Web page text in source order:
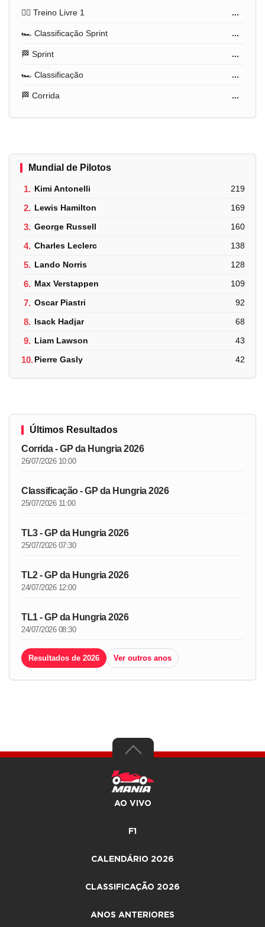
🏋️‍♂️ Treino Livre 1
...
🏎️ Classificação Sprint ...
🏁 Sprint ...
🏎️ Classificação ...
🏁 Corrida ...
Mundial de Pilotos
1. Kimi Antonelli 219
2. Lewis Hamilton 169
3. George Russell 160
4. Charles Leclerc 138
5. Lando Norris 128
6. Max Verstappen 109
7. Oscar Piastri 92
8. Isack Hadjar 68
9. Liam Lawson 43
10.Pierre Gasly 42
Últimos Resultados
Corrida - GP da Hungria 2026
26/07/2026 10:00
Classificação - GP da Hungria 2026
25/07/2026 11:00
TL3 - GP da Hungria 2026
25/07/2026 07:30
TL2 - GP da Hungria 2026
24/07/2026 12:00
TL1 - GP da Hungria 2026
24/07/2026 08:30
Resultados de 2026 Ver outros anos
AO VIVO
F1
CALENDÁRIO 2026
CLASSIFICAÇÃO 2026
ANOS ANTERIORES